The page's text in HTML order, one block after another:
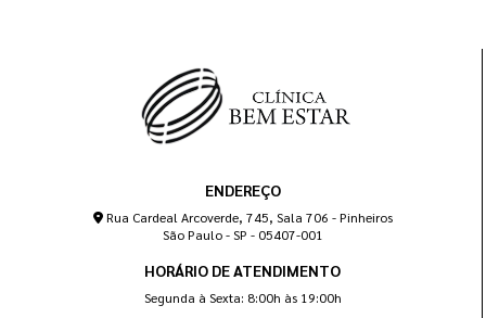
ENDEREÇO
Rua Cardeal Arcoverde, 745, Sala 706 - Pinheiros
São Paulo - SP - 05407-001
HORÁRIO DE ATENDIMENTO
Segunda à Sexta: 8:00h às 19:00h